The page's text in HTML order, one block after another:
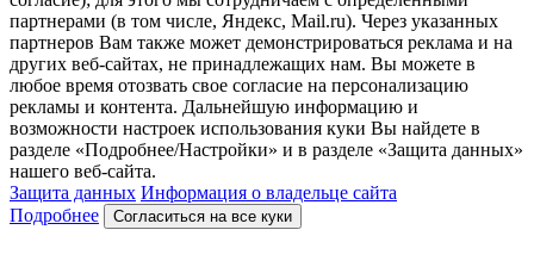
партнерами (в том числе, Яндекс, Mail.ru). Через указанных
партнеров Вам также может демонстрироваться реклама и на
других веб-сайтах, не принадлежащих нам. Вы можете в
любое время отозвать свое согласие на персонализацию
рекламы и контента. Дальнейшую информацию и
возможности настроек использования куки Вы найдете в
разделе «Подробнее/Настройки» и в разделе «Защита данных»
нашего веб-сайта.
Защита данных Информация о владельце сайта
Подробнее
Согласиться на все куки